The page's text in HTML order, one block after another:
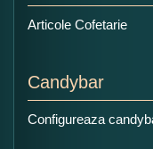
Copiati alaturi
Articole Cofetarie
Candybar
Configureaza